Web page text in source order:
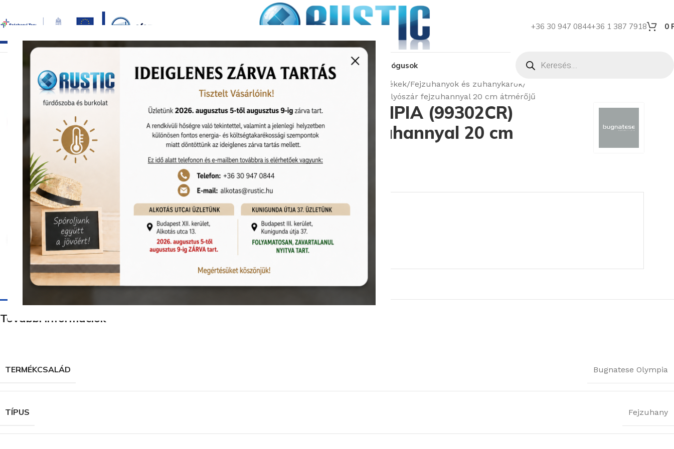
+36 30 947 0844+36 1 387 7918 0
termékek képgalériabemutatkozásüzleteink látványtervezés pályázat katalógusok
Nagyításhoz kattints ide
Zuhanykellékek Fejzuhanyok és zuhanykarok
Bugnatese OLYMPIA (99302CR) Kifolyószár fejzuhannyal 20 cm átmérőjű
Bugnatese OLYMPIA (99302CR)
Kifolyószár fejzuhannyal 20 cm
átmérőjű
148 680
Rendelhető (2-3 hét)
KOSÁRBA TESZEM
További információk
TERMÉKCSALÁD Bugnatese Olympia
TÍPUS Fejzuhany